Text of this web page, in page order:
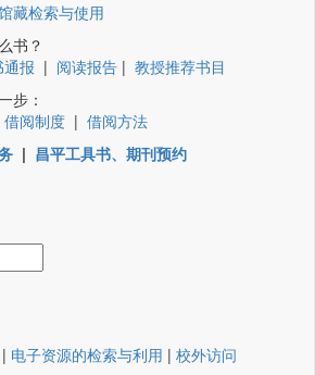
藏检索与使用
书？
通报 | 阅读报告 | 教授推荐书目
步：
借阅制度 | 借阅方法
| 昌平工具书、期刊预约
| 电子资源的检索与利用 | 校外访问